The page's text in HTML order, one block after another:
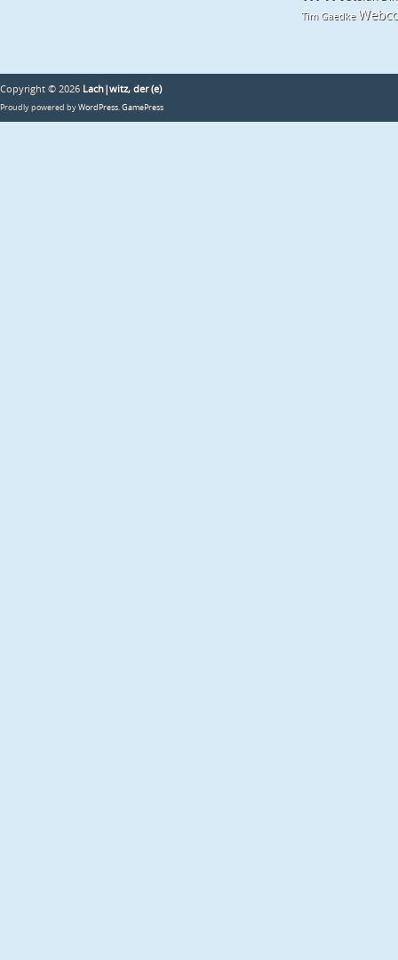
Tim Gaedke
Copyright © 2026 Lach|witz, der (e)
Proudly powered by WordPress. GamePress